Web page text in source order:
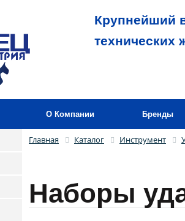
Крупнейший
технических
О Компании Бренды
Главная Каталог Инструмент
Наборы